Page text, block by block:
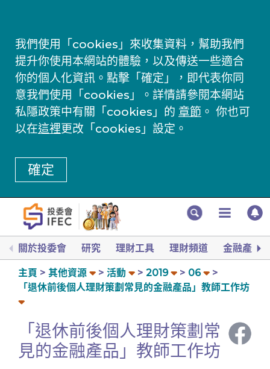
我們使用「cookies」來收集資料，幫助我們
提升你使用本網站的體驗，以及傳送一些適合
你的個人化資訊。點擊「確定」，即代表你同
意我們使用「cookies」。詳情請參閱本網站
私隱政策中有關「cookies」的 章節 。 你也可
以在這裡更改「cookies」設定。
確定
關於投委會 研究 理財工具 理財頻道 金融產品
主頁 其他資源 活動 2019
06
「退休前後個人理財策劃常見的金融產品」教師工作坊
「退休前後個人理財策劃常
見的金融產品」教師工作坊